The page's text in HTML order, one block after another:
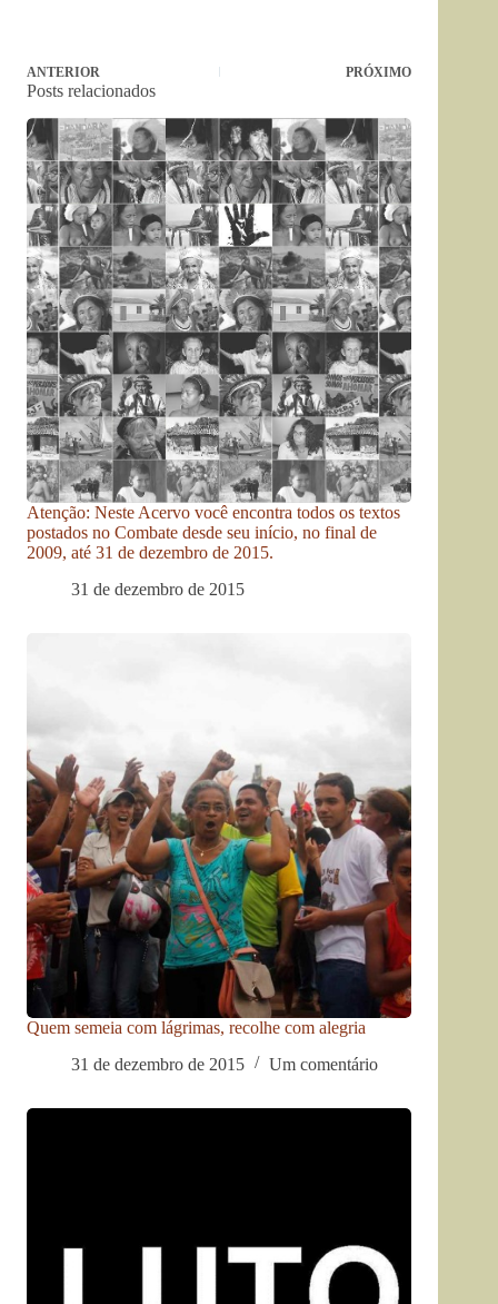
ANTERIOR PRÓXIMO
Posts relacionados
Atenção: Neste Acervo você encontra todos os textos
postados no Combate desde seu início, no final de
2009, até 31 de dezembro de 2015.
31 de dezembro de 2015
Quem semeia com lágrimas, recolhe com alegria
31 de dezembro de 2015
Um comentário